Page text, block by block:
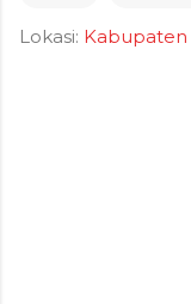
Lokasi: Kabupaten